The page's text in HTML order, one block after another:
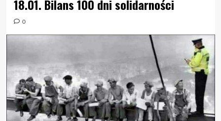
18.01. Bilans 100 dni solidarności
0